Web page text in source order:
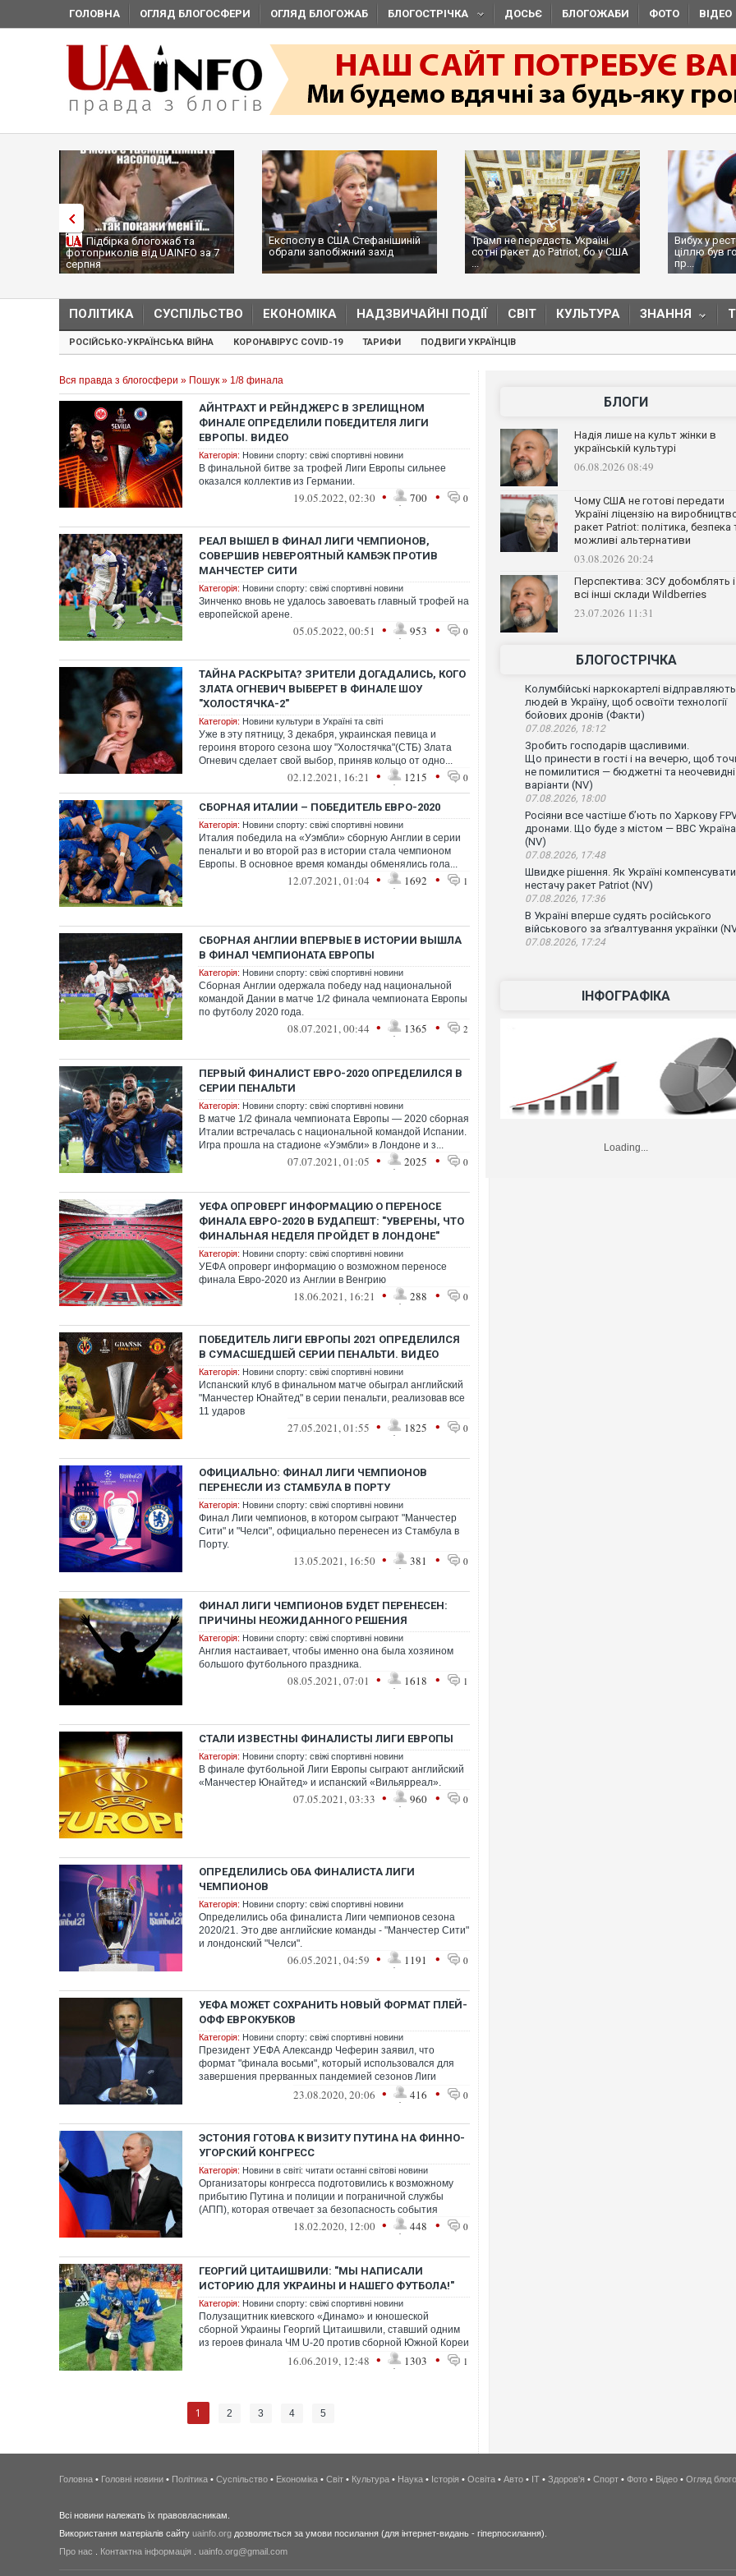
ГОЛОВНА ОГЛЯД БЛОГОСФЕРИ ОГЛЯД БЛОГОЖАБ БЛОГОСТРІЧКА ДОСЬЄ БЛОГОЖАБИ ФОТО ВІДЕО
Підбірка блогожаб та
фотоприколів від UAINFO за 7
серпня
Експослу в США Стефанішиній
обрали запобіжний захід
Трамп не передасть Україні
сотні ракет до Patriot, бо у США
...
Вибух у
ціллю був
пр...
ПОЛІТИКА СУСПІЛЬСТВО ЕКОНОМІКА НАДЗВИЧАЙНІ ПОДІЇ СВІТ КУЛЬТУРА ЗНАННЯ
РОСІЙСЬКО-УКРАЇНСЬКА ВІЙНА КОРОНАВІРУС COVID-19 ТАРИФИ ПОДВИГИ УКРАЇНЦІВ
Вся правда з блогосфери » Пошук » 1/8 финала
АЙНТРАХТ И РЕЙНДЖЕРС В ЗРЕЛИЩНОМ
ФИНАЛЕ ОПРЕДЕЛИЛИ ПОБЕДИТЕЛЯ ЛИГИ
ЕВРОПЫ. ВИДЕО
Категорія: Новини спорту: свіжі спортивні новини
В финальной битве за трофей Лиги Европы сильнее
оказался коллектив из Германии.
19.05.2022, 02:30 • 700 • 0
РЕАЛ ВЫШЕЛ В ФИНАЛ ЛИГИ ЧЕМПИОНОВ,
СОВЕРШИВ НЕВЕРОЯТНЫЙ КАМБЭК ПРОТИВ
МАНЧЕСТЕР СИТИ
Категорія: Новини спорту: свіжі спортивні новини
Зинченко вновь не удалось завоевать главный трофей на
европейской арене.
05.05.2022, 00:51 • 953 • 0
ТАЙНА РАСКРЫТА? ЗРИТЕЛИ ДОГАДАЛИСЬ, КОГО
ЗЛАТА ОГНЕВИЧ ВЫБЕРЕТ В ФИНАЛЕ ШОУ
"ХОЛОСТЯЧКА-2"
Категорія: Новини культури в Україні та світі
Уже в эту пятницу, 3 декабря, украинская певица и
героиня второго сезона шоу "Холостячка"(СТБ) Злата
Огневич сделает свой выбор, приняв кольцо от одно...
02.12.2021, 16:21 • 1215 • 0
СБОРНАЯ ИТАЛИИ – ПОБЕДИТЕЛЬ ЕВРО-2020
Категорія: Новини спорту: свіжі спортивні новини
Италия победила на «Уэмбли» сборную Англии в серии
пенальти и во второй раз в истории стала чемпионом
Европы. В основное время команды обменялись гола...
12.07.2021, 01:04 • 1692 • 1
СБОРНАЯ АНГЛИИ ВПЕРВЫЕ В ИСТОРИИ ВЫШЛА
В ФИНАЛ ЧЕМПИОНАТА ЕВРОПЫ
Категорія: Новини спорту: свіжі спортивні новини
Сборная Англии одержала победу над национальной
командой Дании в матче 1/2 финала чемпионата Европы
по футболу 2020 года.
08.07.2021, 00:44 • 1365 • 2
ПЕРВЫЙ ФИНАЛИСТ ЕВРО-2020 ОПРЕДЕЛИЛСЯ В
СЕРИИ ПЕНАЛЬТИ
Категорія: Новини спорту: свіжі спортивні новини
В матче 1/2 финала чемпионата Европы — 2020 сборная
Италии встречалась с национальной командой Испании.
Игра прошла на стадионе «Уэмбли» в Лондоне и з...
07.07.2021, 01:05 • 2025 • 0
УЕФА ОПРОВЕРГ ИНФОРМАЦИЮ О ПЕРЕНОСЕ
ФИНАЛА ЕВРО-2020 В БУДАПЕШТ: "УВЕРЕНЫ, ЧТО
ФИНАЛЬНАЯ НЕДЕЛЯ ПРОЙДЕТ В ЛОНДОНЕ"
Категорія: Новини спорту: свіжі спортивні новини
УЕФА опроверг информацию о возможном переносе
финала Евро-2020 из Англии в Венгрию
18.06.2021, 16:21 • 288 • 0
ПОБЕДИТЕЛЬ ЛИГИ ЕВРОПЫ 2021 ОПРЕДЕЛИЛСЯ
В СУМАСШЕДШЕЙ СЕРИИ ПЕНАЛЬТИ. ВИДЕО
Категорія: Новини спорту: свіжі спортивні новини
Испанский клуб в финальном матче обыграл английский
"Манчестер Юнайтед" в серии пенальти, реализовав все
11 ударов
27.05.2021, 01:55 • 1825 • 0
ОФИЦИАЛЬНО: ФИНАЛ ЛИГИ ЧЕМПИОНОВ
ПЕРЕНЕСЛИ ИЗ СТАМБУЛА В ПОРТУ
Категорія: Новини спорту: свіжі спортивні новини
Финал Лиги чемпионов, в котором сыграют "Манчестер
Сити" и "Челси", официально перенесен из Стамбула в
Порту.
13.05.2021, 16:50 • 381 • 0
ФИНАЛ ЛИГИ ЧЕМПИОНОВ БУДЕТ ПЕРЕНЕСЕН:
ПРИЧИНЫ НЕОЖИДАННОГО РЕШЕНИЯ
Категорія: Новини спорту: свіжі спортивні новини
Англия настаивает, чтобы именно она была хозяином
большого футбольного праздника.
08.05.2021, 07:01 • 1618 • 1
СТАЛИ ИЗВЕСТНЫ ФИНАЛИСТЫ ЛИГИ ЕВРОПЫ
Категорія: Новини спорту: свіжі спортивні новини
В финале футбольной Лиги Европы сыграют английский
«Манчестер Юнайтед» и испанский «Вильярреал».
07.05.2021, 03:33 • 960 • 0
ОПРЕДЕЛИЛИСЬ ОБА ФИНАЛИСТА ЛИГИ
ЧЕМПИОНОВ
Категорія: Новини спорту: свіжі спортивні новини
Определились оба финалиста Лиги чемпионов сезона
2020/21. Это две английские команды - "Манчестер Сити"
и лондонский "Челси".
06.05.2021, 04:59 • 1191 • 0
УЕФА МОЖЕТ СОХРАНИТЬ НОВЫЙ ФОРМАТ ПЛЕЙ-
ОФФ ЕВРОКУБКОВ
Категорія: Новини спорту: свіжі спортивні новини
Президент УЕФА Александр Чеферин заявил, что
формат "финала восьми", который использовался для
завершения прерванных пандемией сезонов Лиги
23.08.2020, 20:06 • 416 • 0
ЭСТОНИЯ ГОТОВА К ВИЗИТУ ПУТИНА НА ФИННО-
УГОРСКИЙ КОНГРЕСС
Категорія: Новини в світі: читати останні світові новини
Организаторы конгресса подготовились к возможному
прибытию Путина и полиции и пограничной службы
(АПП), которая отвечает за безопасность события
18.02.2020, 12:00 • 448 • 0
ГЕОРГИЙ ЦИТАИШВИЛИ: "МЫ НАПИСАЛИ
ИСТОРИЮ ДЛЯ УКРАИНЫ И НАШЕГО ФУТБОЛА!"
Категорія: Новини спорту: свіжі спортивні новини
Полузащитник киевского «Динамо» и юношеской
сборной Украины Георгий Цитаишвили, ставший одним
из героев финала ЧМ U-20 против сборной Южной Кореи
16.06.2019, 12:48 • 1303 • 1
1 2 3 4 5
БЛОГИ
Надія лише на культ жінки в
українській культурі
06.08.2026 08:49
Чому США не готові передати
Україні ліцензію на
ракет Patriot: політика, безпека
можливі альтернативи
03.08.2026 20:24
Перспектива: ЗСУ добомблять і
всі інші склади Wildberries
23.07.2026 11:31
БЛОГОСТРІЧКА
Колумбійські наркокартелі відправляють
людей в Україну, щоб освоїти технології
бойових дронів (Факти)
07.08.2026, 18:12
Зробить господарів щасливими.
Що принести в гості і на вечерю, щоб
не помилитися — бюджетні та неочевидні
варіанти (NV)
07.08.2026, 18:00
Росіяни все частіше бʼють по Харкову
дронами. Що буде з містом — ВВС Україна
(NV)
07.08.2026, 17:48
Швидке рішення. Як Україні компенсувати
нестачу ракет Patriot (NV)
07.08.2026, 17:36
В Україні вперше судять російського
військового за зґвалтування українки
07.08.2026, 17:24
ІНФОГРАФІКА
Loading...
Ворог завдав
двоє поранених. Ще
після атаки БПЛА по ринку
Зеленський прибув до
Головна • Головні новини • Політика • Суспільство • Економіка • Світ • Культура • Наука • Історія • Освіта • Авто • IT • Здоров'я • Спорт • Фото • Відео • Огляд
Всі новини належать їх правовласникам.
Використання матеріалів сайту uainfo.org дозволяється за умови посилання (для інтернет-видань - гіперпосилання).
Про нас
Контактна інформація uainfo.org@gmail.com